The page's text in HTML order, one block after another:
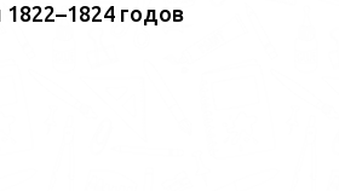
годов